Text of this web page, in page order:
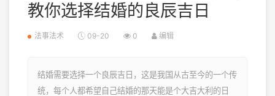
教你选择结婚的良辰吉日
法事法术 09-20 0 编辑
结婚需要选择一个良辰吉日，这是我国从古至今的一个传
统，每个人都希望自己结婚的那天能是个大吉大利的日